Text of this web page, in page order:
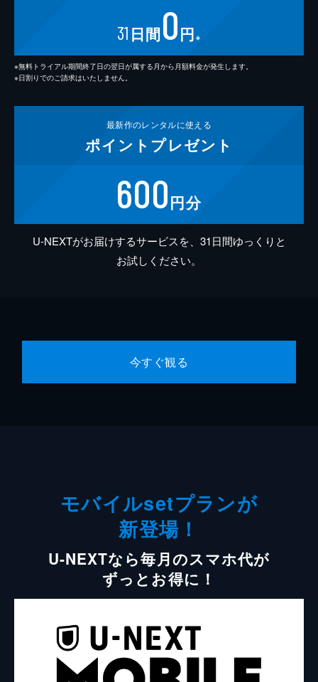
31 日間0円 ※
※無料トライアル期間終了日の翌日が属する月から月額料金が発生します。
※日割りでのご請求はいたしません。
最新作のレンタルに使える
ポイント プレゼント
600円分
U-NEXTがお届けするサービスを、31日間ゆっくりと
お試しください。
今すぐ観る
モバイルsetプランが
新登場！
U-NEXTなら毎月のスマホ代が
ずっとお得に！